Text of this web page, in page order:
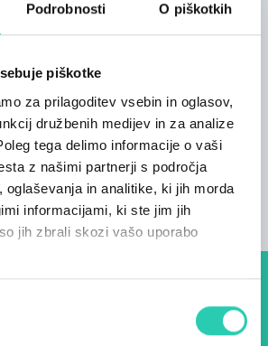
Podrobnosti O piškotkih
piškotke
za prilagoditev vsebin in oglasov,
družbenih medijev in za analize
tega delimo informacije o vaši
z našimi partnerji s področja
oglaševanja in analitike, ki jih morda
informacijami, ki ste jim jih
jih zbrali skozi vašo uporabo
z razkošno samostoječo
lokacijo, le nekaj korakov
gledališča v Gorici, kar vam
popolnoma potopite v kulturno
mesta.
in zgodbe iz
prestolnice kulture